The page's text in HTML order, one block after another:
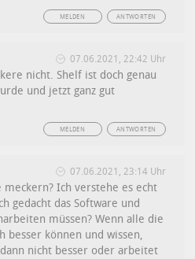
ANTWORTEN
MELDEN
07.06.2021, 22:42 Uhr
nicht. Shelf ist doch genau
und jetzt ganz gut
ANTWORTEN
MELDEN
07.06.2021, 23:14 Uhr
meckern? Ich verstehe es echt
gedacht das Software und
müssen? Wenn alle die
besser können und wissen,
nicht besser oder arbeitet